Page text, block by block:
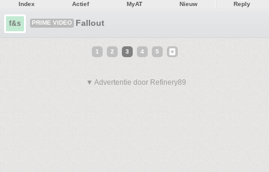
Index Actief MyAT Nieuw Reply
f&s PRIME VIDEO Fallout
1 2 3 4 5
▼ Advertentie door Refinery89